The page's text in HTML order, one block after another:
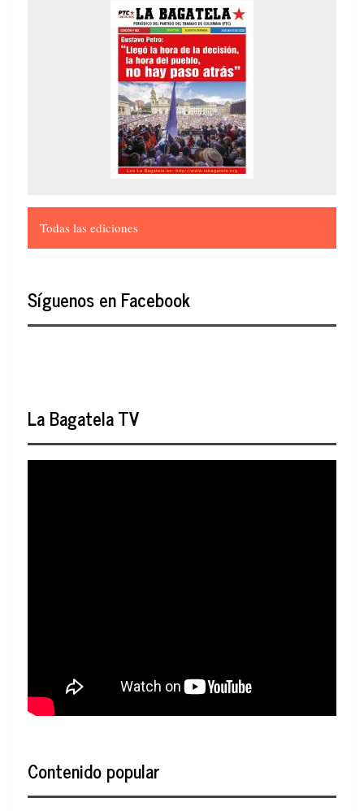
Todas las ediciones
Síguenos en Facebook
La Bagatela TV
Contenido popular